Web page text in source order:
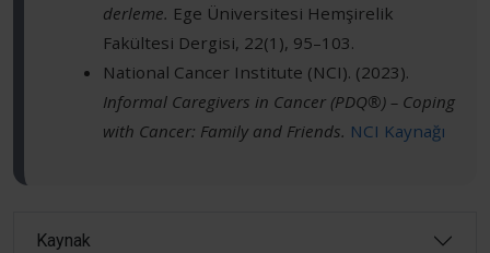
derleme. Ege Üniversitesi Hemşirelik
Fakültesi Dergisi, 22(1), 95–103.
National Cancer Institute (NCI). (2023).
Informal Caregivers in Cancer (PDQ®) – Coping
with Cancer: Family and Friends. NCI Kaynağı
Kaynak